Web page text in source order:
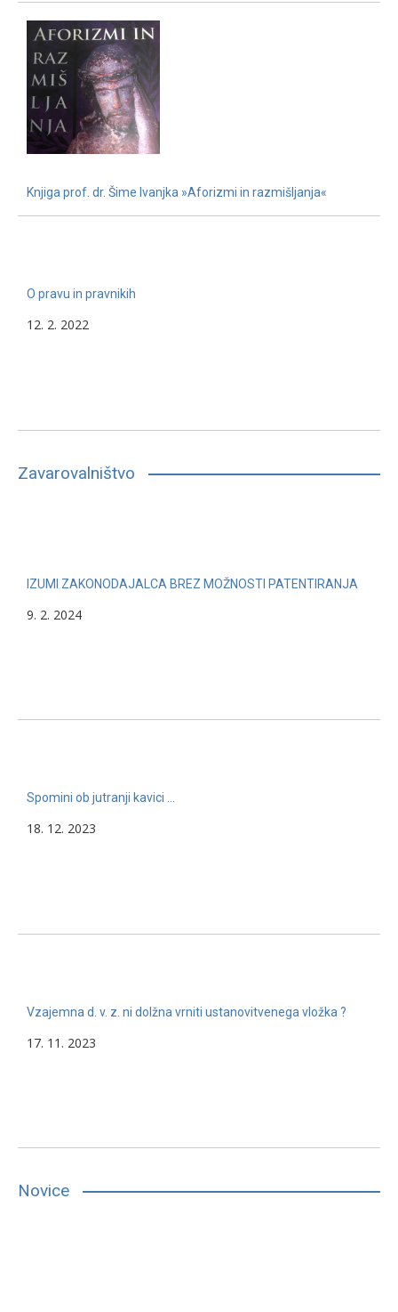
Knjiga prof. dr. Šime Ivanjka »Aforizmi in razmišljanja«
O pravu in pravnikih
12. 2. 2022
Zavarovalništvo
IZUMI ZAKONODAJALCA BREZ MOŽNOSTI PATENTIRANJA
9. 2. 2024
Spomini ob jutranji kavici …
18. 12. 2023
Vzajemna d. v. z. ni dolžna vrniti ustanovitvenega vložka ?
17. 11. 2023
Novice